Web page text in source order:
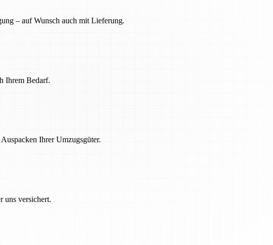
– auf Wunsch auch mit Lieferung.
Ihrem Bedarf.
Ihrer Umzugsgüter.
uns versichert.